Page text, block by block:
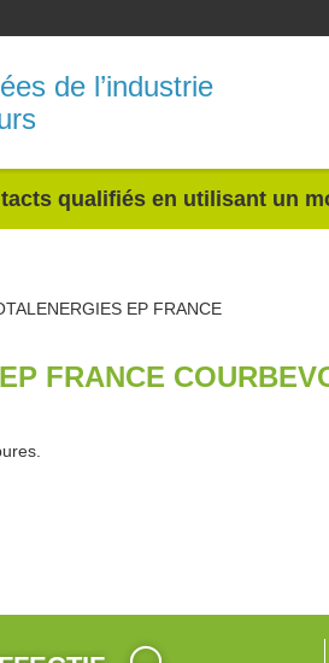
de l’industrie
qualifiés en utilisant un
EP FRANCE
FRANCE